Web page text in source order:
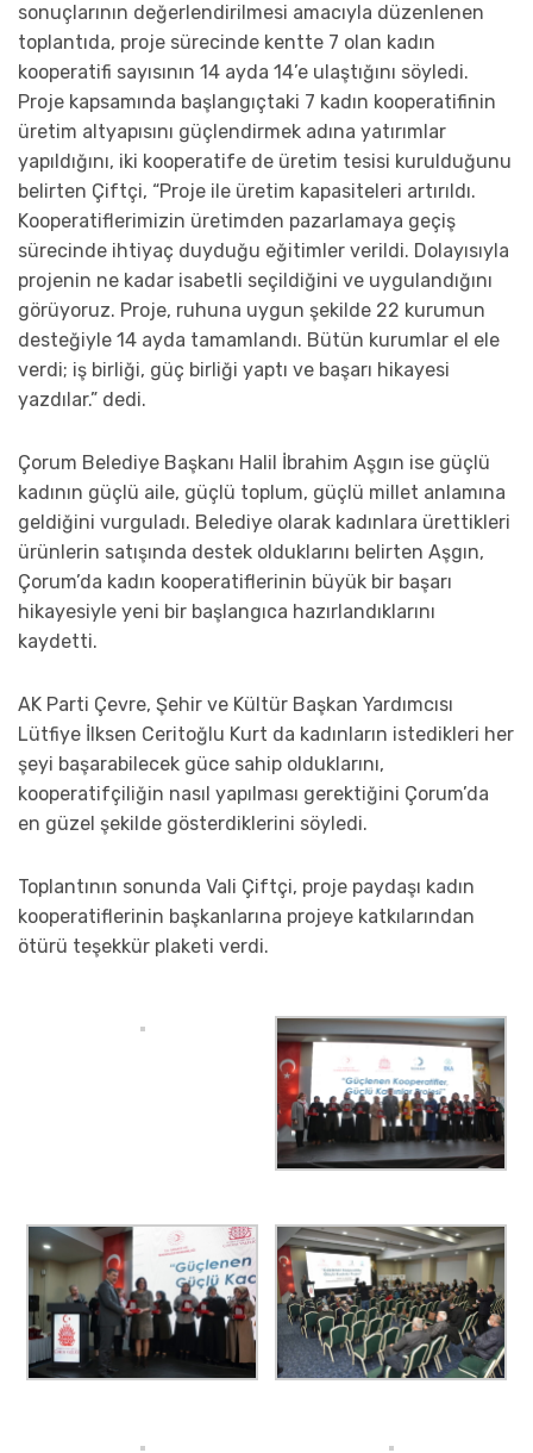
sonuçlarının değerlendirilmesi amacıyla düzenlenen
toplantıda, proje sürecinde kentte 7 olan kadın
kooperatifi sayısının 14 ayda 14’e ulaştığını söyledi.
Proje kapsamında başlangıçtaki 7 kadın kooperatifinin
üretim altyapısını güçlendirmek adına yatırımlar
yapıldığını, iki kooperatife de üretim tesisi kurulduğunu
belirten Çiftçi, “Proje ile üretim kapasiteleri artırıldı.
Kooperatiflerimizin üretimden pazarlamaya geçiş
sürecinde ihtiyaç duyduğu eğitimler verildi. Dolayısıyla
projenin ne kadar isabetli seçildiğini ve uygulandığını
görüyoruz. Proje, ruhuna uygun şekilde 22 kurumun
desteğiyle 14 ayda tamamlandı. Bütün kurumlar el ele
verdi; iş birliği, güç birliği yaptı ve başarı hikayesi
yazdılar.” dedi.
Çorum Belediye Başkanı Halil İbrahim Aşgın ise güçlü
kadının güçlü aile, güçlü toplum, güçlü millet anlamına
geldiğini vurguladı. Belediye olarak kadınlara ürettikleri
ürünlerin satışında destek olduklarını belirten Aşgın,
Çorum’da kadın kooperatiflerinin büyük bir başarı
hikayesiyle yeni bir başlangıca hazırlandıklarını
kaydetti.
AK Parti Çevre, Şehir ve Kültür Başkan Yardımcısı
Lütfiye İlksen Ceritoğlu Kurt da kadınların istedikleri her
şeyi başarabilecek güce sahip olduklarını,
kooperatifçiliğin nasıl yapılması gerektiğini Çorum’da
en güzel şekilde gösterdiklerini söyledi.
Toplantının sonunda Vali Çiftçi, proje paydaşı kadın
kooperatiflerinin başkanlarına projeye katkılarından
ötürü teşekkür plaketi verdi.